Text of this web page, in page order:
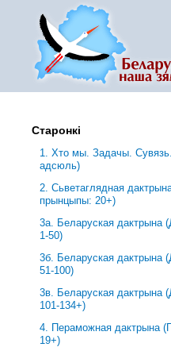
Старонкі
1. Хто мы. Задачы.
адсюль)
2. Сьветаглядная
прынцыпы: 20+)
3a. Беларуская дактрына
1-50)
3б. Беларуская дактрына
51-100)
3в. Беларуская дактрына
101-134+)
4. Пераможная дактрына
19+)